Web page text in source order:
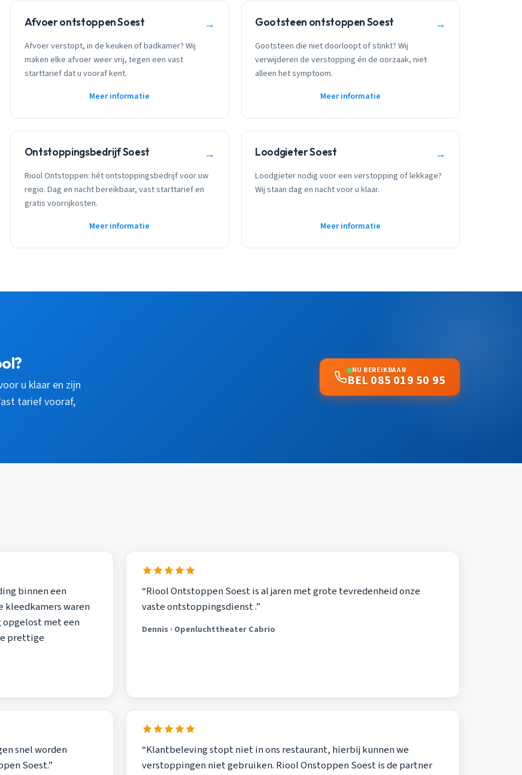
Afvoer ontstoppen Soest →
Afvoer verstopt, in de keuken of badkamer? Wij
maken elke afvoer weer vrij, tegen een vast
starttarief dat u vooraf kent.
Meer informatie
Gootsteen ontstoppen Soest →
Gootsteen die niet doorloopt of stinkt? Wij
verwijderen de verstopping én de oorzaak, niet
alleen het symptoom.
Meer informatie
Ontstoppingsbedrijf Soest →
Riool Ontstoppen: hét ontstoppingsbedrijf voor uw
regio. Dag en nacht bereikbaar, vast starttarief en
gratis voorrijkosten.
Meer informatie
Loodgieter Soest →
Loodgieter nodig voor een verstopping of lekkage?
Wij staan dag en nacht voor u klaar.
Meer informatie
u klaar en zijn
tarief vooraf,
NU BEREIKBAAR
BEL 085 019 50 95
binnen een
waren
met een
prettige
“Riool Ontstoppen Soest is al jaren met grote tevredenheid onze
vaste ontstoppingsdienst .”
Dennis · Openluchttheater Cabrio
snel worden
Soest.”
“Klantbeleving stopt niet in ons restaurant, hierbij kunnen we
verstoppingen niet gebruiken. Riool Onstoppen Soest is de partner